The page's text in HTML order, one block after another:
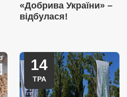
«Добрива України» –
відбулася!
14
ТРА